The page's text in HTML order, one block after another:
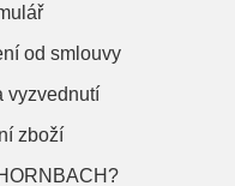
od smlouvy
vyzvednutí
zboží